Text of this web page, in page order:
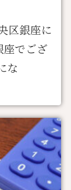
区銀座に
座でござ
な